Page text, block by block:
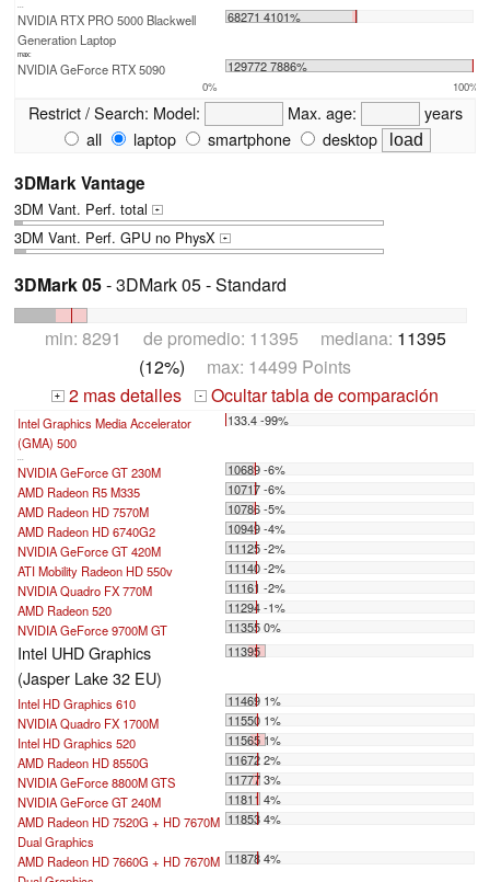
NVIDIA RTX PRO 5000 Blackwell
Generation Laptop
68271 4101%
max:
NVIDIA GeForce RTX 5090 129772 7886%
0% 100%
Restrict / Search: Model: Max. age:
years
all
laptop smartphone desktop
3DMark Vantage
3DM Vant. Perf. total +
3DM Vant. Perf. GPU no PhysX +
3DMark 05- 3DMark 05 - Standard
min: 8291 de promedio: 11395 mediana: 11395
(12%) max: 14499 Points
+ 2 mas detalles - Ocultar tabla de comparación
Intel Graphics Media Accelerator
(GMA) 500
133.4 -99%
NVIDIA GeForce GT 230M
10689 -6%
AMD Radeon R5 M335
10717 -6%
AMD Radeon HD 7570M
10786 -5%
AMD Radeon HD 6740G2
10949 -4%
NVIDIA GeForce GT 420M
11125 -2%
ATI Mobility Radeon HD 550v
11140 -2%
NVIDIA Quadro FX 770M
11161 -2%
AMD Radeon 520
11294 -1%
NVIDIA GeForce 9700M GT
11355 0%
Intel UHD Graphics
(Jasper Lake 32 EU)
11395
Intel HD Graphics 610
11469 1%
NVIDIA Quadro FX 1700M
11550 1%
Intel HD Graphics 520
11565 1%
AMD Radeon HD 8550G
11672 2%
NVIDIA GeForce 8800M GTS
11777 3%
NVIDIA GeForce GT 240M
11811 4%
AMD Radeon HD 7520G + HD 7670M
Dual Graphics
11853 4%
AMD Radeon HD 7660G + HD 7670M 11878 4%